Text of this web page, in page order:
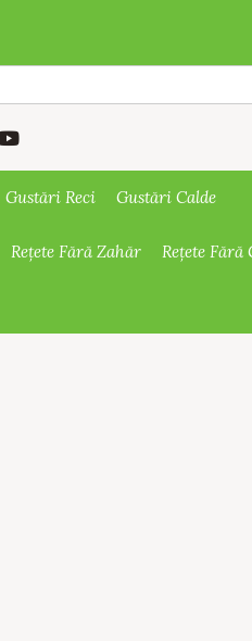
Gustări Reci Gustări Calde
Rețete Fără Zahăr Rețete Fără